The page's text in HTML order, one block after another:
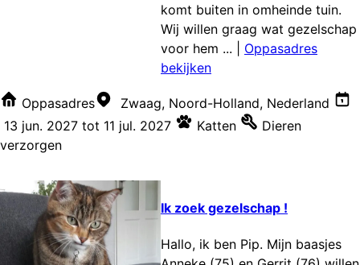
komt buiten in omheinde tuin.
Wij willen graag wat gezelschap
voor hem ...
Oppasadres
bekijken
Oppasadres
Zwaag, Noord-Holland, Nederland
13 jun. 2027 tot 11 jul. 2027 Katten
Dieren
verzorgen
Ik zoek gezelschap !
Hallo, ik ben Pip. Mijn baasjes